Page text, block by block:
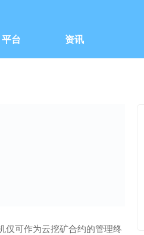
平台 资讯
仅可作为云挖矿合约的管理终